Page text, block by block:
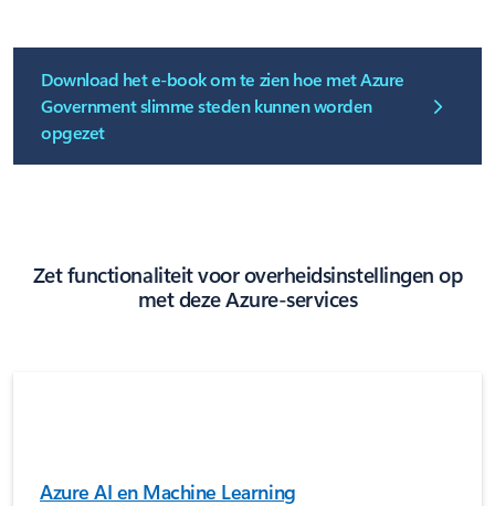
Download het e-book om te zien hoe met Azure
Government slimme steden kunnen worden
opgezet
Zet functionaliteit voor overheidsinstellingen op
met deze Azure-services
Azure AI en Machine Learning